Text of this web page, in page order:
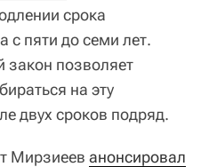
срока
с пяти до семи лет.
закон позволяет
на эту
двух сроков подряд.
Мирзиеев анонсировал